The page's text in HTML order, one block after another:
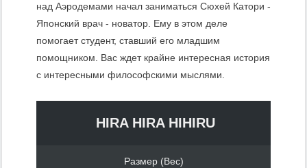
над Аэродемами начал заниматься Сюхей Катори -
Японский врач - новатор. Ему в этом деле
помогает студент, ставший его младшим
помощником. Вас ждет крайне интересная история
с интересными философскими мыслями.
HIRA HIRA HIHIRU
Размер (Вес)